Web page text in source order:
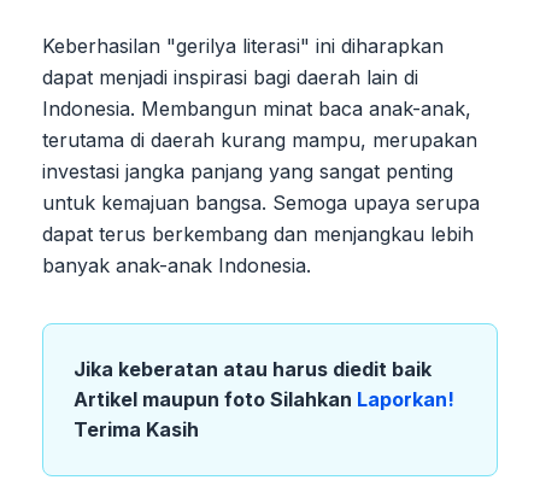
Keberhasilan "gerilya literasi" ini diharapkan
dapat menjadi inspirasi bagi daerah lain di
Indonesia. Membangun minat baca anak-anak,
terutama di daerah kurang mampu, merupakan
investasi jangka panjang yang sangat penting
untuk kemajuan bangsa. Semoga upaya serupa
dapat terus berkembang dan menjangkau lebih
banyak anak-anak Indonesia.
Jika keberatan atau harus diedit baik
Artikel maupun foto Silahkan Laporkan!
Terima Kasih